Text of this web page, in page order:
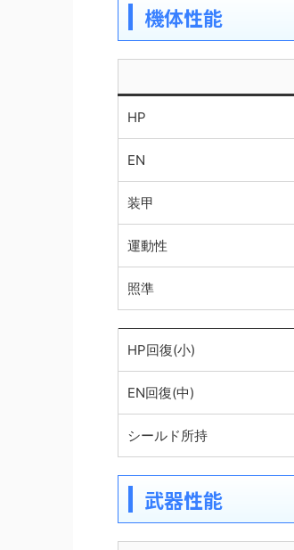
機体性能
HP
EN
装甲
運動性
照準
HP回復(小)
EN回復(中)
シールド所持
武器性能